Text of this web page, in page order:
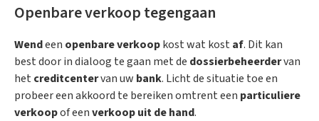
Openbare verkoop tegengaan
Wendeen openbare verkoopkost wat kost af. Dit kan
best door in dialoog te gaan met de dossierbeheerdervan
het creditcentervan uw bank. Licht de situatie toe en
probeer een akkoord te bereiken omtrent een particuliere
verkoopof eenverkoop uit de hand.